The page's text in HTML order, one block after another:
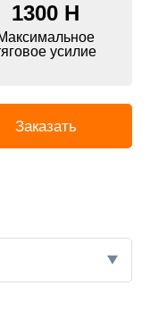
1300 H
усилие
Заказать